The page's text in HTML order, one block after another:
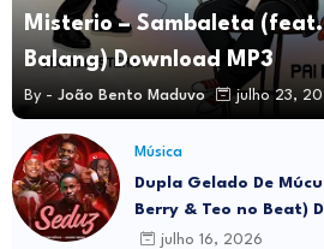
Misterio – Sambaleta
Balang) Download MP3
By - João Bento Maduvo julho 23,
Música
Dupla Gelado De
Berry & Teo no Beat)
julho 16, 2026